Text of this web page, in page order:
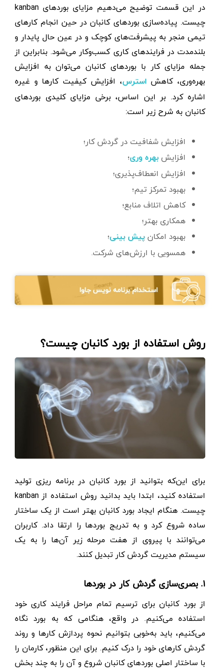
در این قسمت توضیح می‌دهیم مزایای بورد‌های kanban
چیست. پیاده‌سازی بوردهای کانبان در حین انجام کارهای
تیمی منجر به پیشرفت‌های کوچک و در عین حال پایدار و
بلندمدت در فرایندهای کاری کسب‌وکار می‌شود. بنابراین از
جمله مزایای کار با بوردهای کانبان می‌توان به افزایش
بهره‌وری، کاهش استرس، افزایش کیفیت کارها و غیره
اشاره کرد. بر این اساس، برخی مزایای کلیدی بوردهای
کانبان به شرح زیر است:
افزایش شفافیت در گردش کار؛
افزایش بهره‌ وری؛
افزایش انعطاف‌پذیری؛
بهبود تمرکز تیم؛
کاهش اتلاف منابع؛
همکاری بهتر؛
بهبود امکان پیش‌ بینی؛
همسویی با ارزش‌های شرکت.
استخدام برنامه نويس جاوا
روش استفاده از بورد کانبان چیست؟
برای این‌که بتوانید از بورد کانبان در برنامه ریزی تولید
استفاده کنید، ابتدا باید بدانید روش استفاده از kanban
چیست. هنگام ایجاد بورد کانبان بهتر است از یک ساختار
ساده شروع کرد و به تدریج بوردها را ارتقا داد. کاربران
می‌توانند با پیروی از هفت مرحله زیر آن‌ها را به یک
سیستم مدیریت گردش کار تبدیل کنند.
۱. بصری‌سازی گردش کار در بوردها
از بورد کانبان برای ترسیم تمام مراحل فرایند کاری خود
استفاده می‌کنیم. در واقع، هنگامی که به بورد نگاه
می‌کنیم، باید به‌خوبی بتوانیم نحوه پردازش کارها و روند
گردش کارهای خود را درک کنیم. برای این منظور، کارمان را
با ساختار اصلی بوردهای کانبان شروع و آن را به چند بخش